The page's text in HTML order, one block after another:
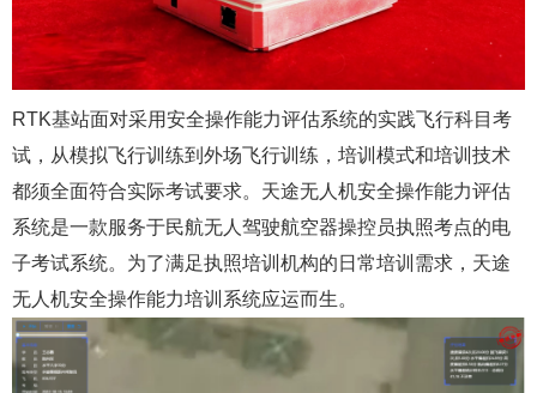
RTK基站面对采用安全操作能力评估系统的实践飞行科目考
试，从模拟飞行训练到外场飞行训练，培训模式和培训技术
都须全面符合实际考试要求。天途无人机安全操作能力评估
系统是一款服务于民航无人驾驶航空器操控员执照考点的电
子考试系统。为了满足执照培训机构的日常培训需求，天途
无人机安全操作能力培训系统应运而生。